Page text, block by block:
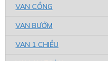
VAN CỔNG
VAN BƯỚM
VAN 1 CHIỀU